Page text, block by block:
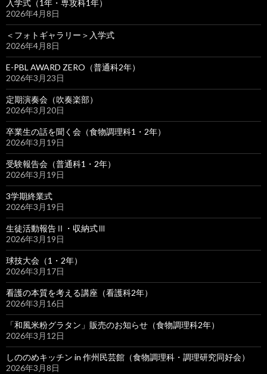
入学式（1年・専攻科1年）
2026年4月8日
＜フォトギャラリー＞入学式
2026年4月8日
E-PBL AWARD ZERO（普通科2年）
2026年3月23日
定期演奏会（吹奏楽部）
2026年3月20日
卒業生の話を聞く会（食物調理科1・2年）
2026年3月19日
受験報告会（普通科1・2年）
2026年3月19日
3学期終業式
2026年3月19日
生徒活動報告Ⅱ・収納式Ⅲ
2026年3月19日
球技大会（1・2年）
2026年3月17日
看護の本質を考える講座（看護科2年）
2026年3月16日
「和風米粉グラタン」販売のお知らせ（食物調理科2年）
2026年3月12日
しののめキッチン in 作州民芸館（食物調理科・調理研究同好会）
2026年3月8日